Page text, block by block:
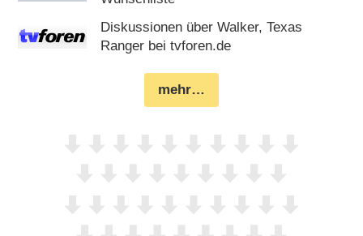
Diskussionen über Walker, Texas
Ranger bei tvforen.de
mehr…